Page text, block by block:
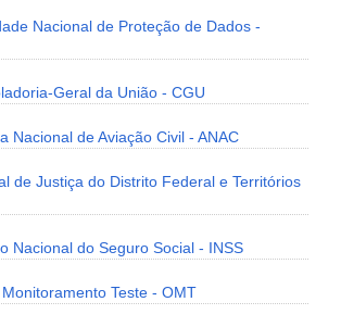
Nacional de Proteção de Dados -
Geral da União - CGU
Nacional de Aviação Civil - ANAC
de Justiça do Distrito Federal e Territórios
Nacional do Seguro Social - INSS
Teste - OMT